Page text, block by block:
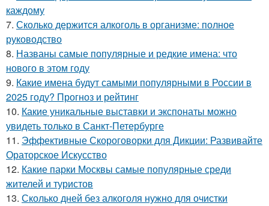
каждому
7. Сколько держится алкоголь в организме: полное
руководство
8. Названы самые популярные и редкие имена: что
нового в этом году
9. Какие имена будут самыми популярными в России в
2025 году? Прогноз и рейтинг
10. Какие уникальные выставки и экспонаты можно
увидеть только в Санкт-Петербурге
11. Эффективные Скороговорки для Дикции: Развивайте
Ораторское Искусство
12. Какие парки Москвы самые популярные среди
жителей и туристов
13. Сколько дней без алкоголя нужно для очистки